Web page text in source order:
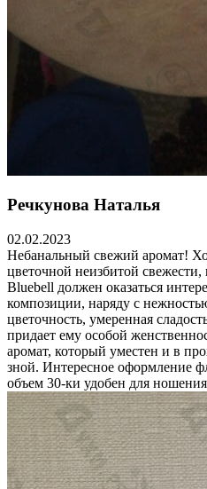
Речкунова Наталья
02.02.2023
Небанальный свежий аромат!
цветочной неизбитой
Bluebell должен оказаться
композиции, наряду с
цветочность, умеренная
придает ему особой
аромат, который уместен и в
зной. Интересное оформление
объем 30-ки удобен для